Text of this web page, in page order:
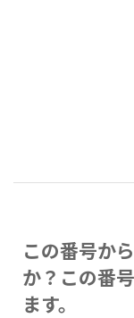
この番号か
か？この番
ます。